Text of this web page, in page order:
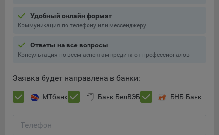
Необходимые для функционирования веб-аналитических
платформ «Google Analytics», «Яндекс.Метрика»
передаются третьим лицам, часть из которых хранятся во
время пользования сайтом;
Остальные - не более года.
Отключение аналитических файлов cookie не позволяет
определять предпочтения пользователей сайта, в том числе
меры по совершенствованию работы сайта исходя из
Удобный онлайн формат
Коммуникация по телефону или мессенджеру
Ответы на все вопросы
Консультация по всем аспектам кредита от профессионалов
Заявка будет направлена в банки:
МТбанк Банк БелВЭБ БНБ-Банк
Телефон